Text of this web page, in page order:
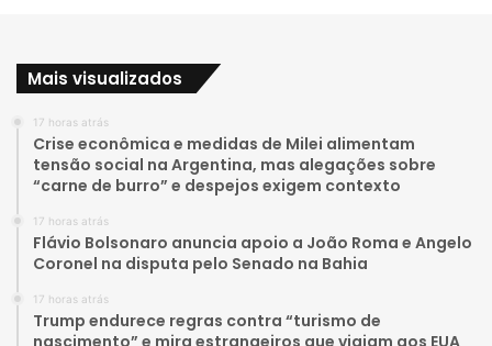
b
g
a
Mais visualizados
17 horas atrás
Crise econômica e medidas de Milei alimentam
tensão social na Argentina, mas alegações sobre
“carne de burro” e despejos exigem contexto
17 horas atrás
Flávio Bolsonaro anuncia apoio a João Roma e Angelo
Coronel na disputa pelo Senado na Bahia
17 horas atrás
Trump endurece regras contra “turismo de
nascimento” e mira estrangeiros que viajam aos EUA